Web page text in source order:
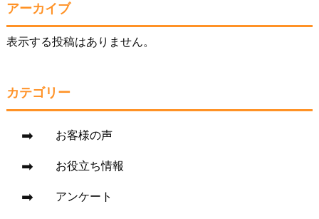
アーカイブ
表示する投稿はありません。
カテゴリー
お客様の声
お役立ち情報
アンケート